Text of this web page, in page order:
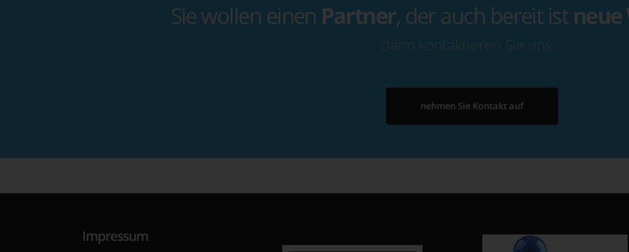
Sie wollen einen Partner, der auch bereit ist neue
dann kontaktieren Sie uns…
nehmen Sie Kontakt auf
Impressum